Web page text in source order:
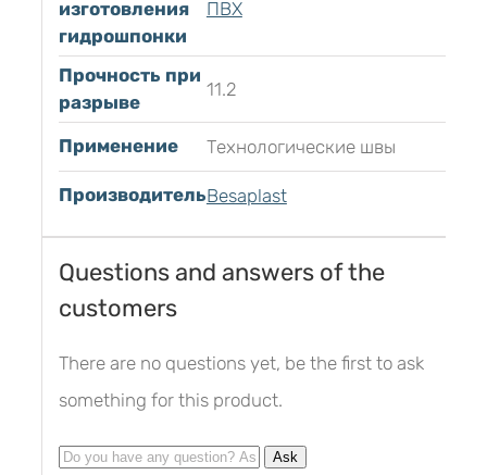
изготовления
гидрошпонки
ПВХ
Прочность при
разрыве
11.2
Применение Технологические швы
ПроизводительBesaplast
Questions and answers of the
customers
There are no questions yet, be the first to ask
something for this product.